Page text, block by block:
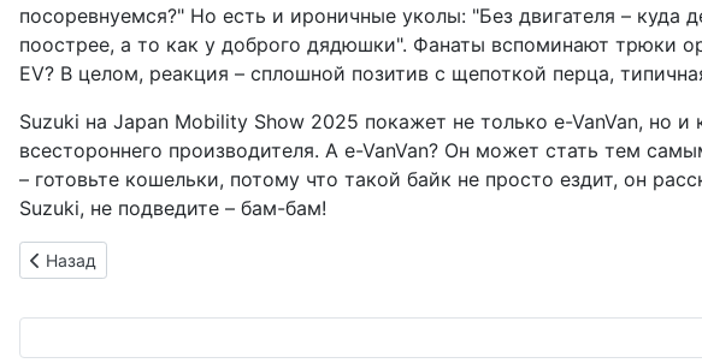
посоревнуемся?" Но есть и ироничные уколы: "Без двигателя – куда
поострее, а то как у доброго дядюшки". Фанаты вспоминают трюки
EV? В целом, реакция – сплошной позитив с щепоткой перца,
Suzuki на Japan Mobility Show 2025 покажет не только e-VanVan,
всестороннего производителя. А e-VanVan? Он может стать тем
– готовьте кошельки, потому что такой байк не просто ездит, он
Suzuki, не подведите – бам-бам!
Предыдущий: Nissan бьёт рекорды на "олимпиаде" для мастеров: 13 медалей и
Назад